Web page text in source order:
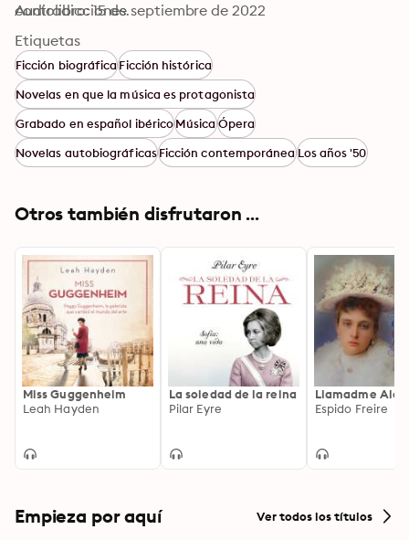
contradicciones.
Audiolibro: 15 de septiembre de 2022
Etiquetas
Ficción biográficaFicción histórica
Novelas en que la música es protagonista
Grabado en español ibéricoMúsicaÓpera
Novelas autobiográficasFicción contemporáneaLos años '50
Otros también disfrutaron ...
Miss Guggenheim
Leah Hayden
La soledad de la reina
Pilar Eyre
Llamadme
Espido Freire
Empieza por aquí Ver todos los títulos